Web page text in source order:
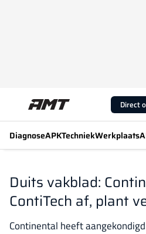
Direct
DiagnoseAPKTechniekWerkplaats
Duits vakblad:
ContiTech af, plant
Continental heeft